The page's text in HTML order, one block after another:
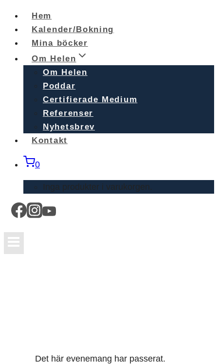
Skip
content
Hem
Kalender/Bokning
Mina böcker
Om Helen
Om Helen
Poddar
Certifierade Medium
Referenser
Nyhetsbrev
Kontakt
0
Inga produkter i varukorgen.
Det här evenemang har passerat.